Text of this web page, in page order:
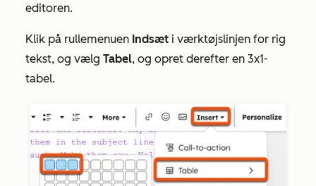
editoren.
Klik på rullemenuen Indsæt i værktøjslinjen for rig
tekst, og vælg Tabel, og opret derefter en 3x1-
tabel.